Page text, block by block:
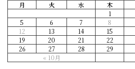
月
火 水 木
« 10月
1
5
6 7 8
12
13 14 15
19
20 21 22
26
27 28 29